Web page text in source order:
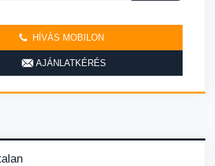
HÍVÁS MOBILON
AJÁNLATKÉRÉS